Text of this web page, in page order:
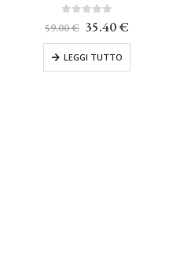
Su 5
59.00€ Il
originale
era:
59.00 €.
35.40€Il
35.40
LEGGI TUTTO